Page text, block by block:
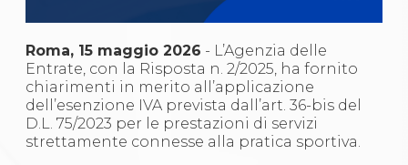
Attività Didattica
Arti marziali
Aikido
Ju Jitsu
Sumo
Capoeira
Grappling
Roma, 15 maggio 2026 - L’Agenzia delle
Entrate, con la Risposta n. 2/2025, ha fornito
chiarimenti in merito all’applicazione
dell’esenzione IVA prevista dall’art. 36-bis del
D.L. 75/2023 per le prestazioni di servizi
strettamente connesse alla pratica sportiva.